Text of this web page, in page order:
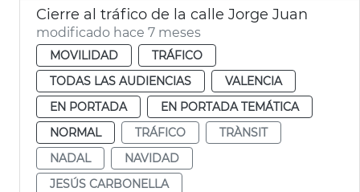
Cierre al tráfico de la calle Jorge Juan
modificado hace 7 meses
MOVILIDAD
TRÁFICO
TODAS LAS AUDIENCIAS
VALENCIA
EN PORTADA
EN PORTADA TEMÁTICA
NORMAL
TRÁFICO
TRÀNSIT
NADAL
NAVIDAD
JESÚS CARBONELLA